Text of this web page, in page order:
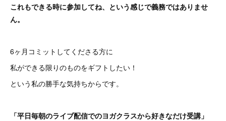
これもできる時に参加してね、という感じで義務ではありませ
ん。
6ヶ月コミットしてくださる方に
私ができる限りのものをギフトしたい！
という私の勝手な気持ちからです。
「平日毎朝のライブ配信でのヨガクラスから好きなだけ受講」